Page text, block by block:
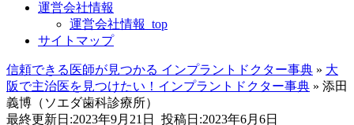
運営会社情報
運営会社情報_top
サイトマップ
信頼できる医師が見つかる インプラントドクター事典 » 大
阪で主治医を見つけたい！インプラントドクター事典 » 添田
義博（ソエダ歯科診療所）
最終更新日:2023年9月21日
投稿日:2023年6月6日